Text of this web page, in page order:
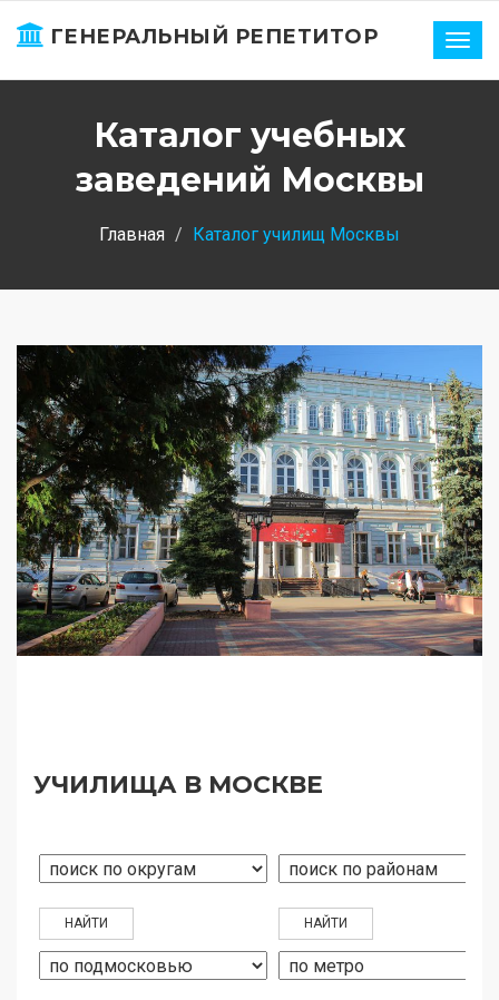
ГЕНЕРАЛЬНЫЙ РЕПЕТИТОР
Каталог учебных
заведений Москвы
Главная Каталог училищ Москвы
УЧИЛИЩА В МОСКВЕ